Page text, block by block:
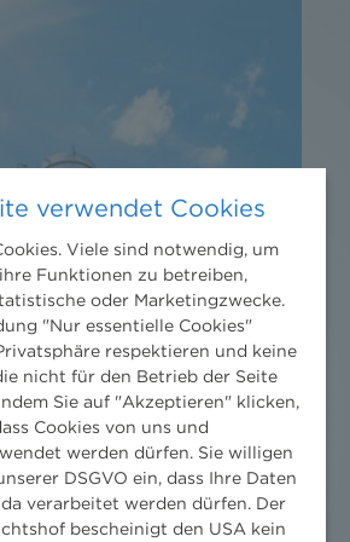
verwendet Cookies
Viele sind notwendig, um
Funktionen zu betreiben,
oder Marketingzwecke.
"Nur essentielle Cookies"
respektieren und keine
nicht für den Betrieb der Seite
Sie auf "Akzeptieren" klicken,
Cookies von uns und
werden dürfen. Sie willigen
DSGVO ein, dass Ihre Daten
verarbeitet werden dürfen. Der
bescheinigt den USA kein